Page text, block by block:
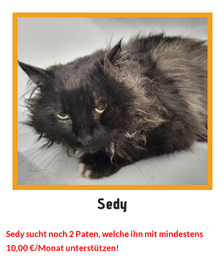
Sedy
Sedy sucht noch 2 Paten, welche ihn mit mindestens
10,00 €/Monat unterstützen!